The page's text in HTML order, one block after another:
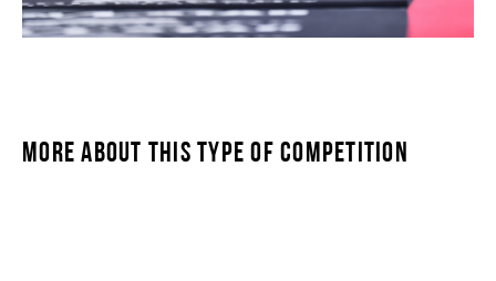
MORE ABOUT THIS TYPE OF COMPETITION